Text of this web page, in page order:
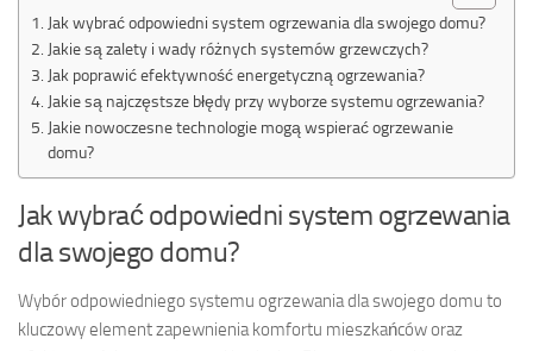
Jak wybrać odpowiedni system ogrzewania dla swojego domu?
Jakie są zalety i wady różnych systemów grzewczych?
Jak poprawić efektywność energetyczną ogrzewania?
Jakie są najczęstsze błędy przy wyborze systemu ogrzewania?
Jakie nowoczesne technologie mogą wspierać ogrzewanie
domu?
Jak wybrać odpowiedni system ogrzewania
dla swojego domu?
Wybór odpowiedniego systemu ogrzewania dla swojego domu to
kluczowy element zapewnienia komfortu mieszkańców oraz